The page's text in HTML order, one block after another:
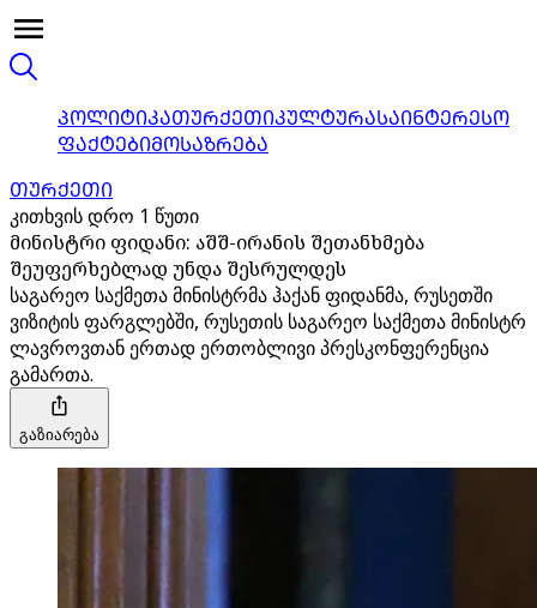
ᲞᲝᲚᲘᲢᲘᲙᲐᲗᲣᲠᲥᲔᲗᲘᲙᲣᲚᲢᲣᲠᲐᲡᲐᲘᲜᲢᲔᲠᲔᲡᲝ
ᲤᲐᲥᲢᲔᲑᲘᲛᲝᲡᲐᲖᲠᲔᲑᲐ
ᲗᲣᲠᲥᲔᲗᲘ
კითხვის დრო 1 წუთი
მინისტრი ფიდანი: აშშ-ირანის შეთანხმება
შეუფერხებლად უნდა შესრულდეს
საგარეო საქმეთა მინისტრმა ჰაქან ფიდანმა, რუსეთში
ვიზიტის ფარგლებში, რუსეთის საგარეო საქმეთა მინისტრ
ლავროვთან ერთად ერთობლივი პრესკონფერენცია
გამართა.
გაზიარება